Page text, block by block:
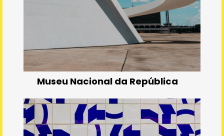
Museu Nacional da República